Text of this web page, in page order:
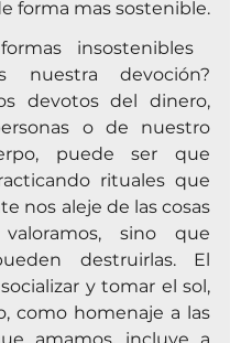
forma mas sostenible.
insostenibles
nuestra devoción?
devotos del dinero,
o de nuestro
puede ser que
rituales que
nos aleje de las cosas
sino que
destruirlas. El
y tomar el sol,
como homenaje a las